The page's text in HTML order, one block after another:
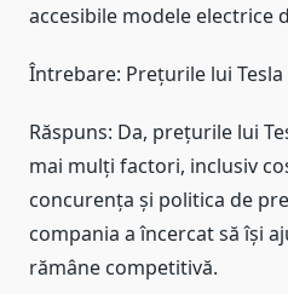
accesibile modele electrice
Întrebare: Prețurile lui
Răspuns: Da, prețurile lui
mai mulți factori, inclusiv
concurența și politica de
compania a încercat să își
rămâne competitivă.